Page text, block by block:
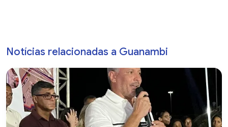
Notícias relacionadas a Guanambi